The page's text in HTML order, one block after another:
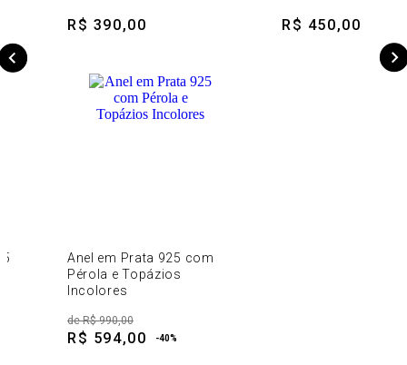
R$ 390,00 R$ 450,00
Anel em Prata 925 com
Pérola e Topázios
Incolores
deR$ 990,00
R$ 594,00 -40%